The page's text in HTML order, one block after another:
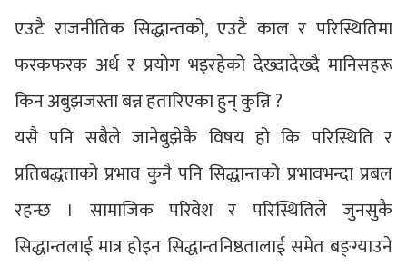
एउटै राजनीतिक सिद्धान्तको, एउटै काल र परिस्थितिमा
फरकफरक अर्थ र प्रयोग भइरहेको देख्दादेख्दै मानिसहरू
किन अबुझजस्ता बन्न हतारिएका हुन् कुन्नि ?
यसै पनि सबैले जानेबुझेकै विषय हो कि परिस्थिति र
प्रतिबद्धताको प्रभाव कुनै पनि सिद्धान्तको प्रभावभन्दा प्रबल
रहन्छ । सामाजिक परिवेश र परिस्थितिले जुनसुकै
सिद्धान्तलाई मात्र होइन सिद्धान्तनिष्ठतालाई समेत बङ्ग्याउने